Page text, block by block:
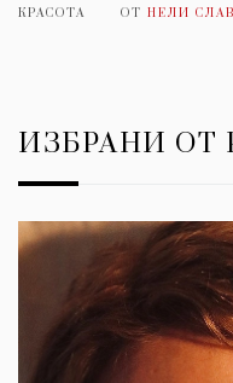
КРАСОТА ОТ НЕЛИ
ИЗБРАНИ ОТ